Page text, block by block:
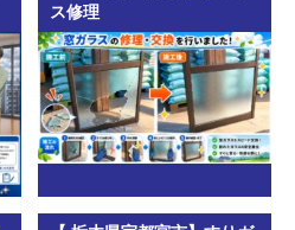
ス修理